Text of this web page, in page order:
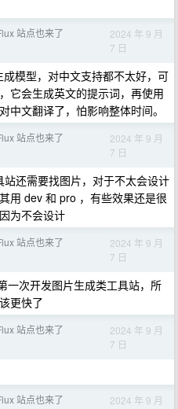
站点也来了
2024 年 9 月
7 日
模型，对中文支持都不太好，可
它会生成英文的提示词，再使用
中文翻译了，怕影响整体时间。
站点也来了
2024 年 9 月
7 日
还需要找图片，对于不太会设计
用 dev 和 pro ，有些效果还是很
为不会设计
站点也来了
2024 年 9 月
7 日
一次开发图片生成类工具站，所
更快了
站点也来了
2024 年 9 月
7 日
站点也来了
2024 年 9 月